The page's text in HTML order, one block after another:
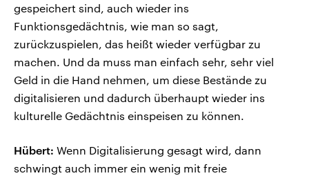
gespeichert sind, auch wieder ins
Funktionsgedächtnis, wie man so sagt,
zurückzuspielen, das heißt wieder verfügbar zu
machen. Und da muss man einfach sehr, sehr viel
Geld in die Hand nehmen, um diese Bestände zu
digitalisieren und dadurch überhaupt wieder ins
kulturelle Gedächtnis einspeisen zu können.
Hübert: Wenn Digitalisierung gesagt wird, dann
schwingt auch immer ein wenig mit freie